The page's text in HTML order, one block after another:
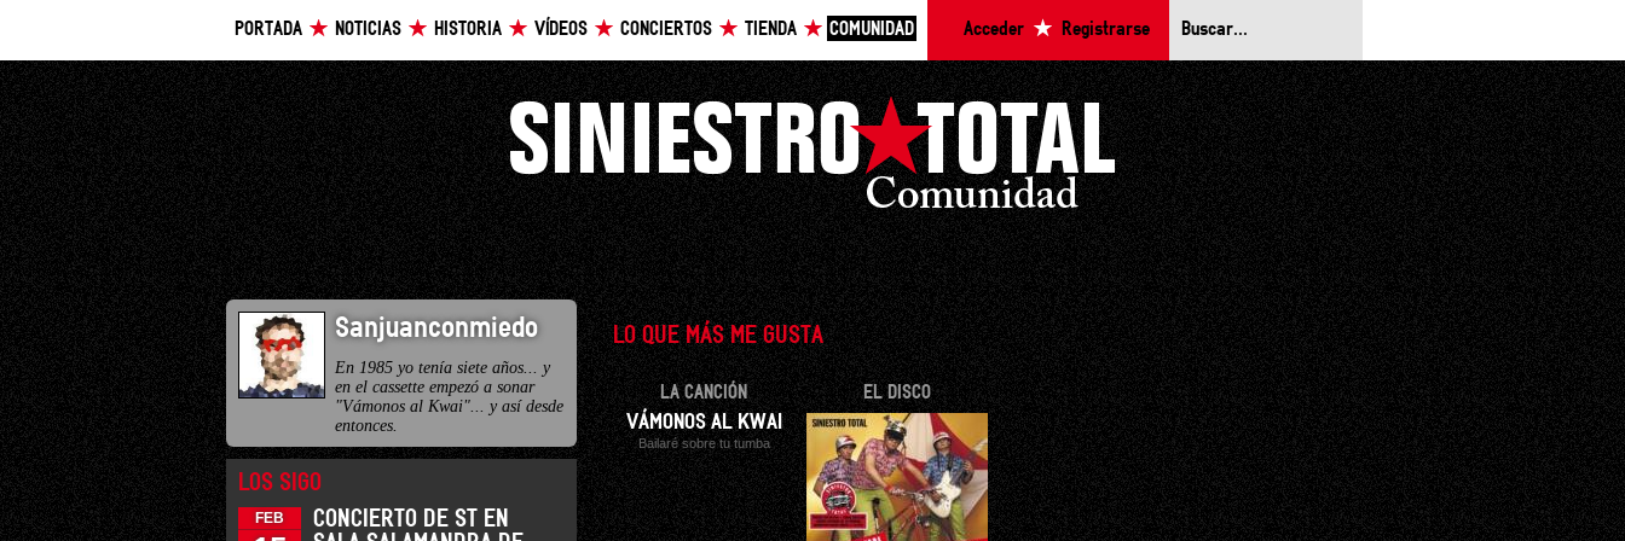
PORTADA NOTICIAS HISTORIA VÍDEOS CONCIERTOS TIENDA COMUNIDAD Acceder Registrarse
Sanjuanconmiedo
En 1985 yo tenía siete años... y
en el cassette empezó a sonar
"Vámonos al Kwai"... y así desde
entonces.
LOS SIGO
FEB
CONCIERTO DE ST EN
LO QUE MÁS ME GUSTA
LA CANCIÓN
VÁMONOS AL KWAI
Bailaré sobre tu tumba
EL DISCO